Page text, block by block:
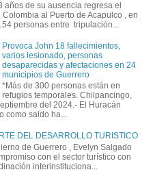
años de su ausencia regresa el
Colombia al Puerto de Acapulco , en
personas entre tripulación...
Provoca John 18 fallecimientos,
varios lesionado, personas
desaparecidas y afectaciones en 24
municipios de Guerrero
*Más de 300 personas están en
refugios temporales. Chilpancingo,
del 2024.- El Huracán
como saldo ha...
DEL DESARROLLO TURISTICO
de Guerrero , Evelyn Salgado
con el sector turístico con
interinstituciona...